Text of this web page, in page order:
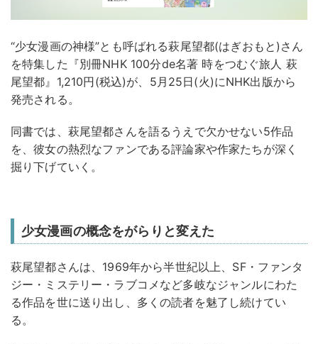
“少女漫画の神様”とも呼ばれる萩尾望都(はぎおもと)さん
を特集した『別冊NHK 100分de名著 時をつむぐ旅人 萩
尾望都』1,210円(税込)が、5月25日(火)にNHK出版から
発売される。
同書では、萩尾望都さんを語るうえで欠かせない5作品
を、彼女の熱烈なファンである評論家や作家たちが深く
掘り下げていく。
少女漫画の概念をがらりと変えた
萩尾望都さんは、1969年から半世紀以上、SF・ファンタ
ジー・ミステリー・ラブコメなど多岐なジャンルにわた
る作品を世に送り出し、多くの読者を魅了し続けてい
る。